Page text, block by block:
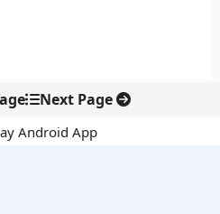
Next Page
Android App